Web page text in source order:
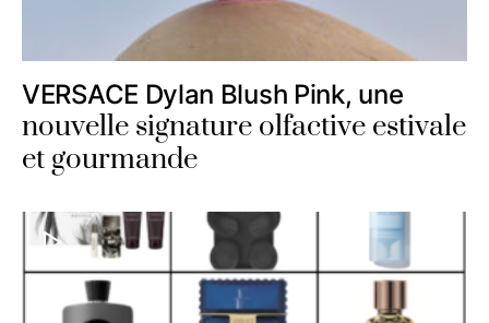
VERSACE Dylan Blush Pink, une
nouvelle signature olfactive estivale
et gourmande